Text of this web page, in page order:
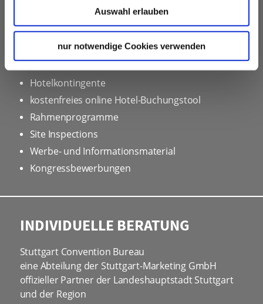
Auswahl erlauben
nur notwendige Cookies verwenden
VERANSTALTUNGSPLANER
kostenfreie Beratung
Vermittlung von Veranstaltungslocations &
Hotelkontingente
kostenfreies online Hotel-Buchungstool
Rahmenprogramme
Site Inspections
Werbe- und Informationsmaterial
Kongressbewerbungen
INDIVIDUELLE BERATUNG
Stuttgart Convention Bureau
eine Abteilung der Stuttgart-Marketing GmbH
offizieller Partner der Landeshauptstadt Stuttgart
und der Region